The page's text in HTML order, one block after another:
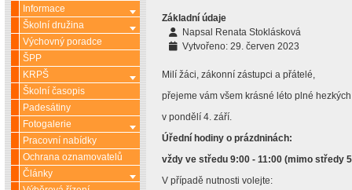
Informace
Více o: Informace
Školní družina Více o: Školní družina
Výchovný poradce
ŠPP
KRPŠ
Více o: KRPŠ
Školní časopis
Padesátiny
Fotogalerie
Více o: Fotogalerie
Pracovní nabídky
Ochrana oznamovatelů
Články
Více o: Články
Základní údaje
Napsal Renata Stoklásková
Vytvořeno: 29. červen 2023
Milí žáci, zákonní zástupci a přátelé,
přejeme vám všem krásné léto plné
v pondělí 4. září.
Úřední hodiny o prázdninách:
vždy ve středu 9:00 - 11:00 (mimo středy
V případě nutnosti volejte: